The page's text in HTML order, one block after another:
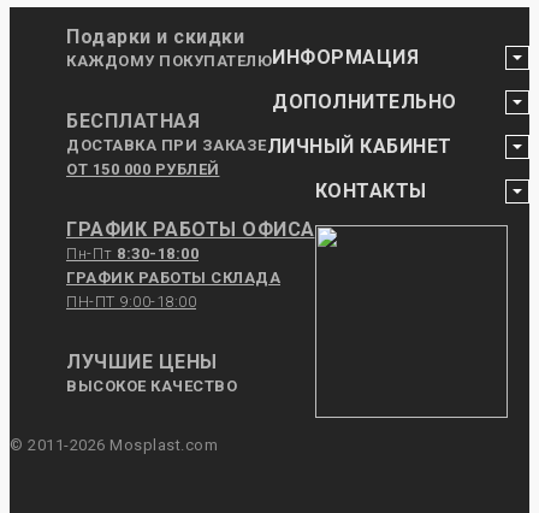
Подарки и скидки
КАЖДОМУ ПОКУПАТЕЛЮ
БЕСПЛАТНАЯ
ДОСТАВКА ПРИ ЗАКАЗЕ
ОТ 150 000 РУБЛЕЙ
ГРАФИК РАБОТЫ ОФИСА
Пн-Пт 8:30-18:00
ГРАФИК РАБОТЫ СКЛАДА
ПН-ПТ 9:00-18:00
ЛУЧШИЕ ЦЕНЫ
ВЫСОКОЕ КАЧЕСТВО
ИНФОРМАЦИЯ
ДОПОЛНИТЕЛЬНО
ЛИЧНЫЙ КАБИНЕТ
КОНТАКТЫ
© 2011-2026 Mosplast.com